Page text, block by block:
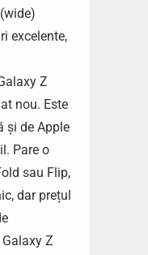
excelente,
Z
nou. Este
și de Apple
Pare o
sau Flip,
dar prețul
Z